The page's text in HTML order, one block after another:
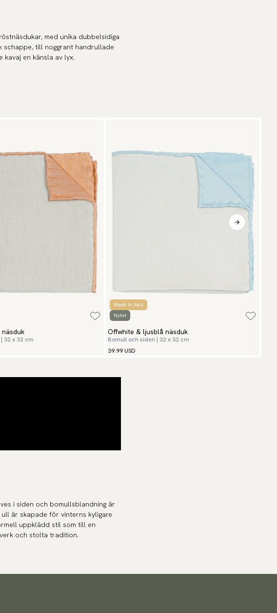
med unika dubbelsidiga
schappe, till noggrant handrullade
en känsla av lyx.
näsduk
32 x 32 cm
Made in Italy
Nyhet
Offwhite & ljusblå näsduk
Bomull och siden | 32 x 32 cm
39.99 USD
i siden och bomullsblandning är
är skapade för vinterns kyligare
uppklädd stil som till en
och stolta tradition.